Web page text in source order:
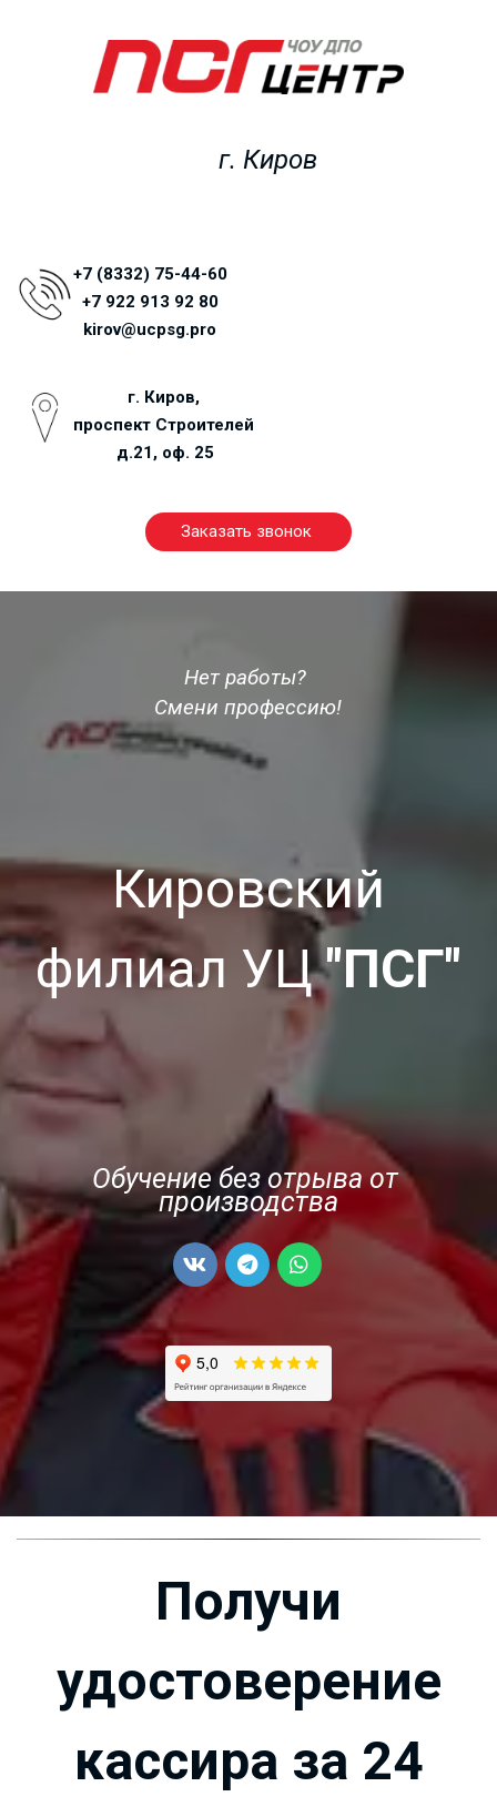
г. Киров
+7 (8332) 75-44-60
+7 922 913 92 80
kirov@ucpsg.pro
г. Киров,
проспект Строителей
д.21, оф. 25
Заказать звонок
Нет работы?
Смени профессию!
Кировский
филиал УЦ"ПСГ"
Обучение без отрыва от
производства
Получи
удостоверение
кассира за 24